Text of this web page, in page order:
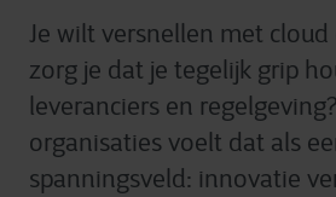
Je wilt versnellen met cloud
zorg je dat je tegelijk grip
leveranciers en
organisaties voelt dat als
spanningsveld: innovatie